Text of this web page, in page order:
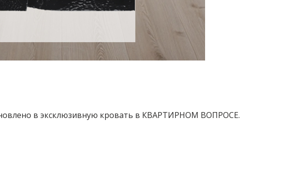
в эксклюзивную кровать в КВАРТИРНОМ ВОПРОСЕ.